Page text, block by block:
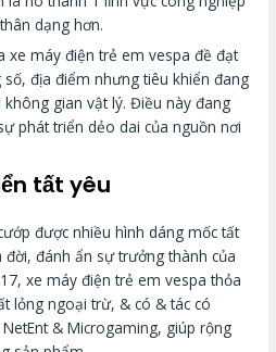
dạng hơn.
xe máy điện trẻ em vespa đề đạt
địa điểm nhưng tiêu khiển đang
gian vật lý. Điều này đang
phát triển dẻo dai của nguồn nơi
tất yêu
được nhiều hình dáng mốc tất
đánh ẩn sự trưởng thành của
xe máy điện trẻ em vespa thỏa
lỏng ngoại trừ, & có & tác có
& Microgaming, giúp rộng